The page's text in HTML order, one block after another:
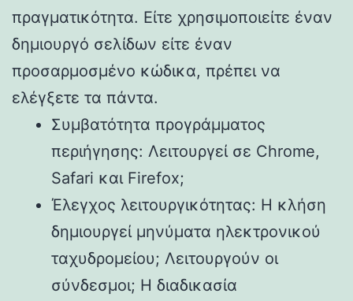
πραγματικότητα. Είτε χρησιμοποιείτε έναν
δημιουργό σελίδων είτε έναν
προσαρμοσμένο κώδικα, πρέπει να
ελέγξετε τα πάντα.
Συμβατότητα προγράμματος
περιήγησης: Λειτουργεί σε Chrome,
Safari και Firefox;
Έλεγχος λειτουργικότητας: Η κλήση
δημιουργεί μηνύματα ηλεκτρονικού
ταχυδρομείου; Λειτουργούν οι
σύνδεσμοι; Η διαδικασία